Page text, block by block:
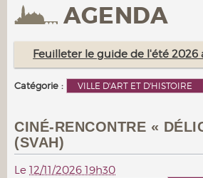
AGENDA
Feuilleter le guide de l'été 2026
Catégorie : VILLE D'ART ET D'HISTOIRE
CINÉ-RENCONTRE «
(SVAH)
Le 12/11/2026 19h30